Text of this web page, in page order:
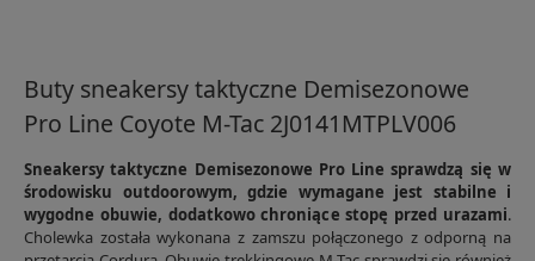
Buty sneakersy taktyczne Demisezonowe
Pro Line Coyote M-Tac 2J0141MTPLV006
Sneakersy taktyczne Demisezonowe Pro Line sprawdzą się w
środowisku outdoorowym, gdzie wymagane jest stabilne i
wygodne obuwie, dodatkowo chroniące stopę przed urazami.
Cholewka została wykonana z zamszu połączonego z odporną na